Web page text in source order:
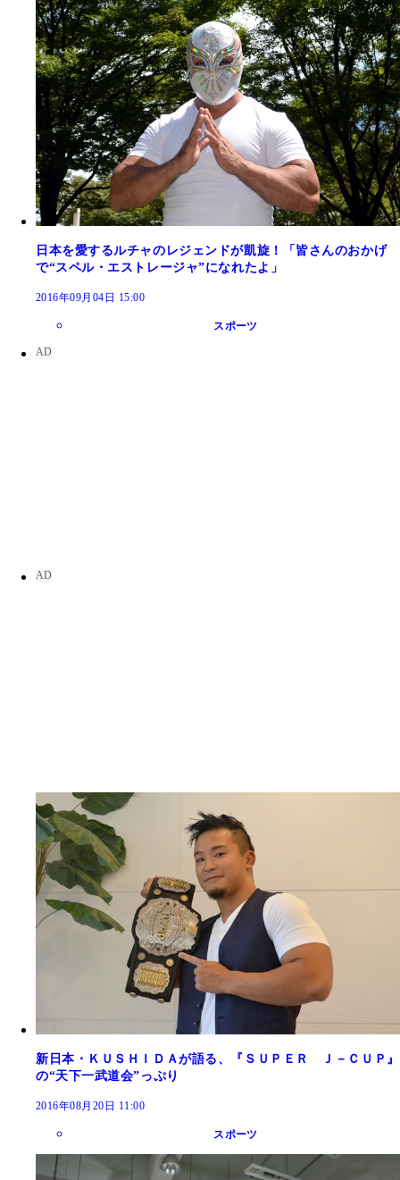
日本を愛するルチャのレジェンドが凱旋！「皆さんのおかげ
で“スペル・エストレージャ”になれたよ」
2016年09月04日 15:00
スポーツ
新日本・ＫＵＳＨＩＤＡが語る、『ＳＵＰＥＲ Ｊ－ＣＵＰ』
の“天下一武道会”っぷり
2016年08月20日 11:00
スポーツ